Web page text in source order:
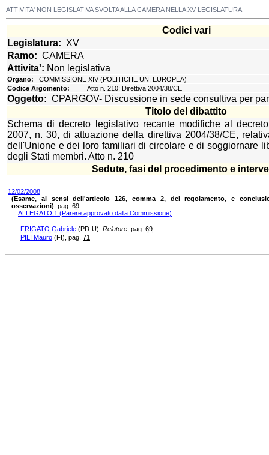
ATTIVITA' NON LEGISLATIVA SVOLTA ALLA CAMERA NELLA XV LEGISLATURA
Codici vari
Legislatura: XV
Ramo: CAMERA
Attivita': Non legislativa
Organo:
COMMISSIONE XIV (POLITICHE UN. EUROPEA)
Codice Argomento:
Atto n. 210; Direttiva 2004/38/CE
Oggetto: CPARGOV- Discussione in sede consultiva per
Titolo del dibattito
Schema di decreto legislativo recante modifiche al
2007, n. 30, di attuazione della direttiva 2004/38/CE,
dell'Unione e dei loro familiari di circolare e di soggiornare
degli Stati membri. Atto n. 210
Sedute, fasi del procedimento e
12/02/2008
(Esame, ai sensi dell'articolo 126, comma 2, del regolamento, e
osservazioni) pag. 69
ALLEGATO 1 (Parere approvato dalla Commissione)
FRIGATO Gabriele (PD-U) Relatore , pag. 69
PILI Mauro (FI) , pag. 71